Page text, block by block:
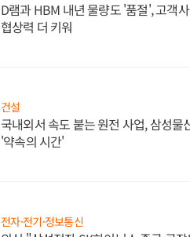
D램과 HBM 내년 물량도 '품절', 고객
협상력 더 키워
건설
국내외서 속도 붙는 원전 사업, 삼성물
'약속의 시간'
전자·전기·정보통신